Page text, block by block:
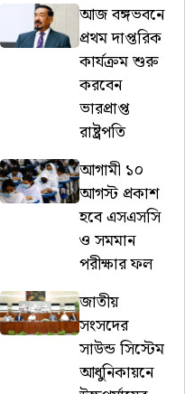
আজ বঙ্গভবনে
প্রথম দাপ্তরিক
কার্যক্রম শুরু
করবেন
ভারপ্রাপ্ত
রাষ্ট্রপতি
আগামী ১০
আগস্ট প্রকাশ
হবে এসএসসি
ও সমমান
পরীক্ষার ফল
জাতীয়
সংসদের
সাউন্ড সিস্টেম
আধুনিকায়নে